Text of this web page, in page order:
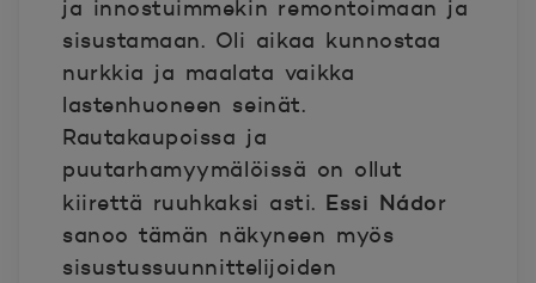
ja innostuimmekin remontoimaan ja
sisustamaan. Oli aikaa kunnostaa
nurkkia ja maalata vaikka
lastenhuoneen seinät.
Rautakaupoissa ja
puutarhamyymälöissä on ollut
kiirettä ruuhkaksi asti. Essi Nádor
sanoo tämän näkyneen myös
sisustussuunnittelijoiden